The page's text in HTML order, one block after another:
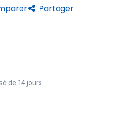
Partager
de 14 jours